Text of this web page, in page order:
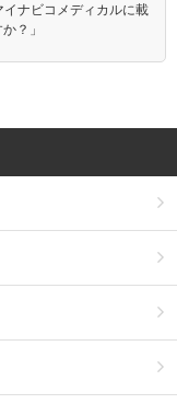
イナビコメディカルに載
？」